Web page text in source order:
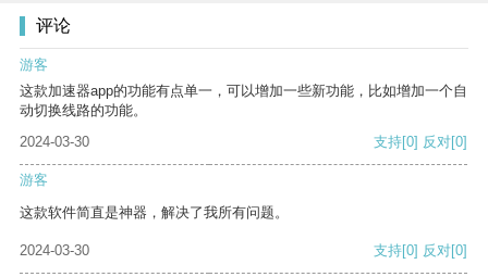
评论
游客
这款加速器app的功能有点单一，可以增加一些新功能，比如增加一个自
动切换线路的功能。
2024-03-30
支持[0] 反对[0]
游客
这款软件简直是神器，解决了我所有问题。
2024-03-30 支持[0] 反对[0]